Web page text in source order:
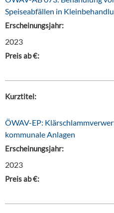
Speiseabfällen in
Erscheinungsjahr:
2023
Preis ab €:
Kurztitel:
ÖWAV-EP:
kommunale Anlagen
Erscheinungsjahr:
2023
Preis ab €: